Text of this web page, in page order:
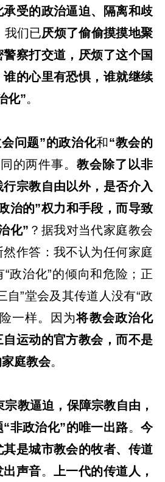
承受的政治逼迫、隔离和歧
我们已厌烦了偷偷摸摸地聚
察打交道，厌烦了这个国
谁的心里有恐惧，谁就继续
化”。
问题”的政治化和“教会的
的两件事。教会除了以非
宗教自由以外，是否介入
治的”权力和手段，而导致
化” ？据我对当代家庭教会
作答：我不认为任何家庭
政治化”的倾向和危险；正
自”堂会及其传道人没有“政
一样。因为将教会政治化
运动的官方教会，而不是
庭教会。
宗教逼迫，保障宗教自由，
非政治化”的唯一出路。今
是城市教会的牧者、传道
出声音。上一代的传道人，